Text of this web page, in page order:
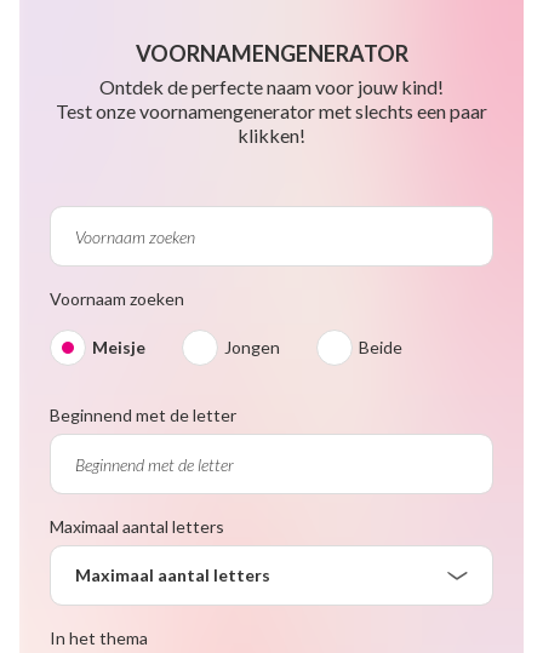
VOORNAMENGENERATOR
Ontdek de perfecte naam voor jouw kind!
Test onze voornamengenerator met slechts een paar
klikken!
Voornaam zoeken
Meisje Jongen Beide
Beginnend met de letter
Maximaal aantal letters
Maximaal aantal letters
In het thema